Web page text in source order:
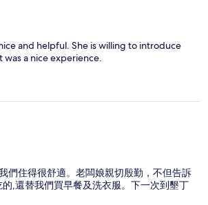
and helpful. She is willing to introduce
was a nice experience.
們住得很舒適。老闆娘親切殷勤，不但告訴
,還替我們買早餐及洗衣服。下一次到墾丁